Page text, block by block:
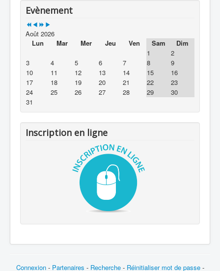
Evènement
Août 2026
Lun
Mar Mer Jeu Ven Sam
Dim
1
2
3
4 5 6 7 8
9
10
11 12 13 14 15
16
17
18 19 20 21 22
23
24
25 26 27 28 29
30
31
Inscription en ligne
Connexion - Partenaires - Recherche- Réinitialiser mot de passe-